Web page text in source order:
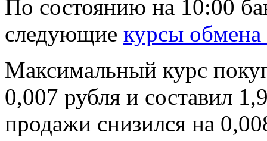
По состоянию на 10:00
следующие курсы обмена
Максимальный курс
0,007 рубля и составил
продажи снизился на